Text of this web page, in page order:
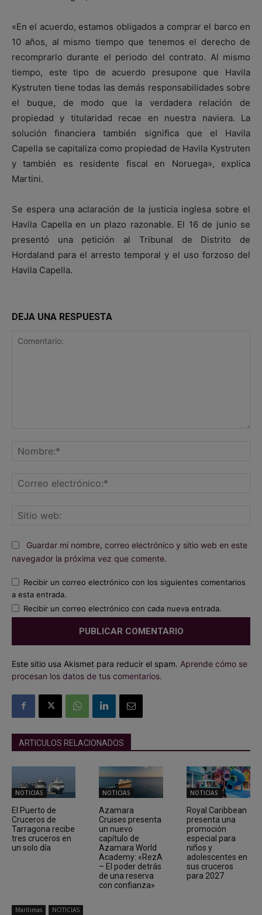
«En el acuerdo, estamos obligados a comprar el barco en
10 años, al mismo tiempo que tenemos el derecho de
recomprarlo durante el periodo del contrato. Al mismo
tiempo, este tipo de acuerdo presupone que Havila
Kystruten tiene todas las demás responsabilidades sobre
el buque, de modo que la verdadera relación de
propiedad y titularidad recae en nuestra naviera. La
solución financiera también significa que el Havila
Capella se capitaliza como propiedad de Havila Kystruten
y también es residente fiscal en Noruega», explica
Martini.
Se espera una aclaración de la justicia inglesa sobre el
Havila Capella en un plazo razonable. El 16 de junio se
presentó una petición al Tribunal de Distrito de
Hordaland para el arresto temporal y el uso forzoso del
Havila Capella.
DEJA UNA RESPUESTA
Guardar mi nombre, correo electrónico y sitio web en este
navegador la próxima vez que comente.
Recibir un correo electrónico con los siguientes comentarios
a esta entrada.
Recibir un correo electrónico con cada nueva entrada.
Este sitio usa Akismet para reducir el spam. Aprende cómo se
procesan los datos de tus comentarios.
ARTICULOS RELACIONADOS
NOTICIAS
El Puerto de
Cruceros de
Tarragona recibe
tres cruceros en
un solo día
NOTICIAS
Azamara
Cruises presenta
un nuevo
capítulo de
Azamara World
Academy: «RezA
– El poder detrás
de una reserva
con confianza»
NOTICIAS
Royal Caribbean
presenta una
promoción
especial para
niños y
adolescentes en
sus cruceros
para 2027
Marítimas NOTICIAS